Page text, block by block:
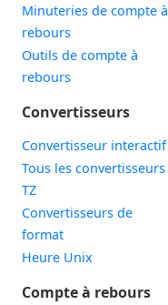
Minuteries de compte à
rebours
Outils de compte à
rebours
Convertisseurs
Convertisseur interactif
Tous les convertisseurs
TZ
Convertisseurs de
format
Heure Unix
Compte à rebours